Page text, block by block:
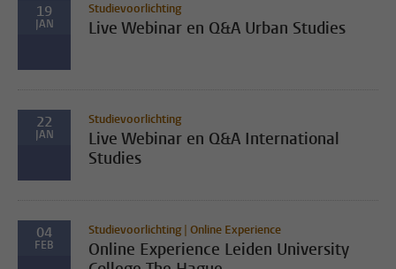
19
JAN
Studievoorlichting
Live Webinar en Q&A Urban Studies
22
JAN
Studievoorlichting
Live Webinar en Q&A International
Studies
04
FEB
Studievoorlichting | Online Experience
Online Experience Leiden University